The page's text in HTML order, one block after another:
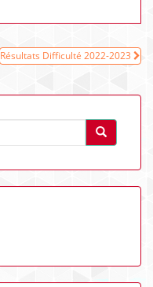
Résultats Difficulté 2022-2023